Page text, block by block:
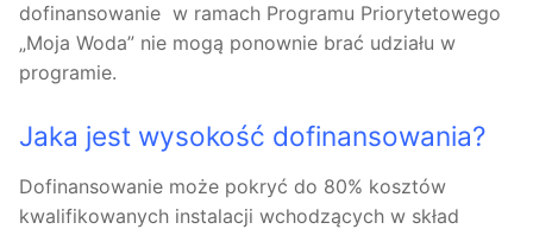
dofinansowanie w ramach Programu Priorytetowego
„Moja Woda” nie mogą ponownie brać udziału w
programie.
Jaka jest wysokość dofinansowania?
Dofinansowanie może pokryć do 80% kosztów
kwalifikowanych instalacji wchodzących w skład